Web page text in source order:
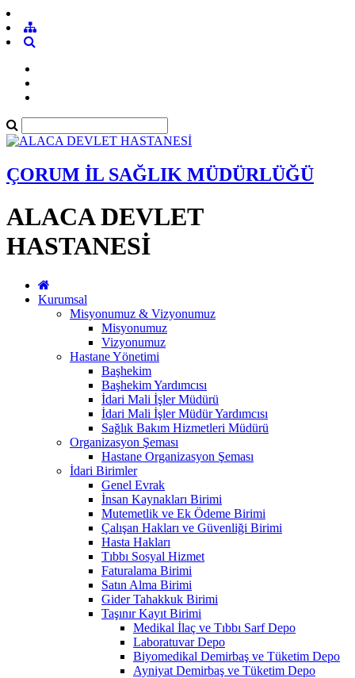
ÇORUM İL SAĞLIK MÜDÜRLÜĞÜ
ALACA DEVLET
HASTANESİ
Kurumsal
Misyonumuz & Vizyonumuz
Misyonumuz
Vizyonumuz
Hastane Yönetimi
Başhekim
Başhekim Yardımcısı
İdari Mali İşler Müdürü
İdari Mali İşler Müdür Yardımcısı
Sağlık Bakım Hizmetleri Müdürü
Organizasyon Şeması
Hastane Organizasyon Şeması
İdari Birimler
Genel Evrak
İnsan Kaynakları Birimi
Mutemetlik ve Ek Ödeme Birimi
Çalışan Hakları ve Güvenliği Birimi
Hasta Hakları
Tıbbı Sosyal Hizmet
Faturalama Birimi
Satın Alma Birimi
Gider Tahakkuk Birimi
Taşınır Kayıt Birimi
Medikal İlaç ve Tıbbı Sarf Depo
Laboratuvar Depo
Biyomedikal Demirbaş ve Tüketim Depo
Ayniyat Demirbaş ve Tüketim Depo